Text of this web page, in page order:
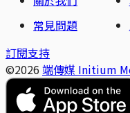
常見問題
訂閱支持
©2026 端傳媒 Initium